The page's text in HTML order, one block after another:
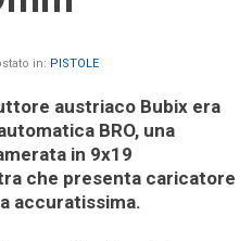
in: PISTOLE
austriaco Bubix era
BRO, una
in 9x19
che presenta caricatore
accuratissima.